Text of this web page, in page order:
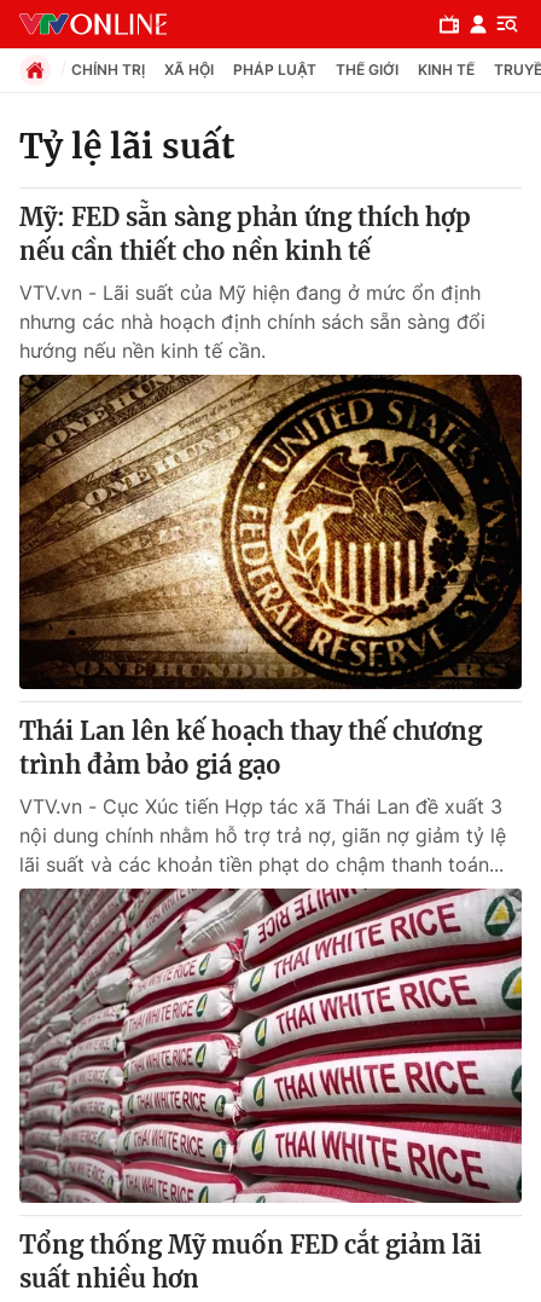
Chuyên mục
Chính trị
Xã hội
Pháp luật
Y tế
Thế giới
Tin tức
Thế giới đó đây
Câu chuyện quốc tế
Kinh tế
Tài chính
Thị trường
Góc doanh nghiệp
Dữ liệu và đời sống
Truyền hình
Hậu trường
Nhân vật
Khán giả
Giải sao mai
Giải trí
Điện ảnh
Âm nhạc
Sao
Đời sống
Du lịch
Làm đẹp
Chất lượng cuộc sống
Giáo dục
Tuyển sinh
Học trực tuyến
Công nghệ
Hitech Công nghệ tương lai
Sản phẩm
Thị trường
Tư vấn
Giao lưu trực tuyến
Lịch phát sóng
Chuyên mục khác
Emagazine
CHÍNH TRỊ XÃ HỘI PHÁP LUẬT THẾ GIỚI KINH TẾ
Tỷ lệ lãi suất
Mỹ: FED sẵn sàng phản ứng thích hợp
nếu cần thiết cho nền kinh tế
VTV.vn - Lãi suất của Mỹ hiện đang ở mức ổn định
nhưng các nhà hoạch định chính sách sẵn sàng đổi
hướng nếu nền kinh tế cần.
Thái Lan lên kế hoạch thay thế chương
trình đảm bảo giá gạo
VTV.vn - Cục Xúc tiến Hợp tác xã Thái Lan đề xuất 3
nội dung chính nhằm hỗ trợ trả nợ, giãn nợ giảm tỷ lệ
lãi suất và các khoản tiền phạt do chậm thanh toán...
Tổng thống Mỹ muốn FED cắt giảm lãi
suất nhiều hơn